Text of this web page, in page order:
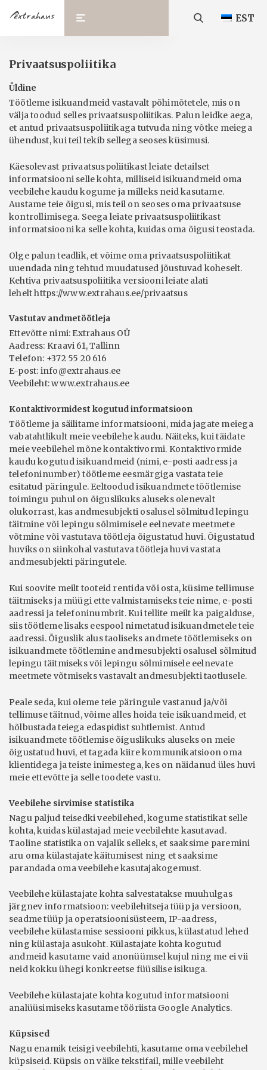
EST
Privaatsuspoliitika
Üldine
Töötleme isikuandmeid vastavalt põhimõtetele, mis on
välja toodud selles privaatsuspoliitikas. Palun leidke aega,
et antud privaatsuspoliitikaga tutvuda ning võtke meiega
ühendust, kui teil tekib sellega seoses küsimusi.
Käesolevast privaatsuspoliitikast leiate detailset
informatsiooni selle kohta, milliseid isikuandmeid oma
veebilehe kaudu kogume ja milleks neid kasutame.
Austame teie õigusi, mis teil on seoses oma privaatsuse
kontrollimisega. Seega leiate privaatsuspoliitikast
informatsiooni ka selle kohta, kuidas oma õigusi teostada.
Olge palun teadlik, et võime oma privaatsuspoliitikat
uuendada ning tehtud muudatused jõustuvad koheselt.
Kehtiva privaatsuspoliitika versiooni leiate alati
lehelt https://www.extrahaus.ee/privaatsus
Vastutav andmetöötleja
Ettevõtte nimi: Extrahaus OÜ
Aadress: Kraavi 61, Tallinn
Telefon: +372 55 20 616
E-post: info@extrahaus.ee
Veebileht: www.extrahaus.ee
Kontaktivormidest kogutud informatsioon
Töötleme ja säilitame informatsiooni, mida jagate meiega
vabatahtlikult meie veebilehe kaudu. Näiteks, kui täidate
meie veebilehel mõne kontaktivormi. Kontaktivormide
kaudu kogutud isikuandmeid (nimi, e-posti aadress ja
telefoninumber) töötleme eesmärgiga vastata teie
esitatud päringule. Eeltoodud isikuandmete töötlemise
toimingu puhul on õiguslikuks aluseks olenevalt
olukorrast, kas andmesubjekti osalusel sõlmitud lepingu
täitmine või lepingu sõlmimisele eelnevate meetmete
võtmine või vastutava töötleja õigustatud huvi. Õigustatud
huviks on siinkohal vastutava töötleja huvi vastata
andmesubjekti päringutele.
Kui soovite meilt tooteid rentida või osta, küsime tellimuse
täitmiseks ja müügi ette valmistamiseks teie nime, e-posti
aadressi ja telefoninumbrit. Kui tellite meilt ka paigalduse,
siis töötleme lisaks eespool nimetatud isikuandmetele teie
aadressi. Õiguslik alus taoliseks andmete töötlemiseks on
isikuandmete töötlemine andmesubjekti osalusel sõlmitud
lepingu täitmiseks või lepingu sõlmimisele eelnevate
meetmete võtmiseks vastavalt andmesubjekti taotlusele.
Peale seda, kui oleme teie päringule vastanud ja/või
tellimuse täitnud, võime alles hoida teie isikuandmeid, et
hõlbustada teiega edaspidist suhtlemist. Antud
isikuandmete töötlemise õiguslikuks aluseks on meie
õigustatud huvi, et tagada kiire kommunikatsioon oma
klientidega ja teiste inimestega, kes on näidanud üles huvi
meie ettevõtte ja selle toodete vastu.
Veebilehe sirvimise statistika
Nagu paljud teisedki veebilehed, kogume statistikat selle
kohta, kuidas külastajad meie veebilehte kasutavad.
Taoline statistika on vajalik selleks, et saaksime paremini
aru oma külastajate käitumisest ning et saaksime
parandada oma veebilehe kasutajakogemust.
Veebilehe külastajate kohta salvestatakse muuhulgas
järgnev informatsioon: veebilehitseja tüüp ja versioon,
seadme tüüp ja operatsioonisüsteem, IP-aadress,
veebilehe külastamise sessiooni pikkus, külastatud lehed
ning külastaja asukoht. Külastajate kohta kogutud
andmeid kasutame vaid anonüümsel kujul ning me ei vii
neid kokku ühegi konkreetse füüsilise isikuga.
Veebilehe külastajate kohta kogutud informatsiooni
analüüsimiseks kasutame tööriista Google Analytics.
Küpsised
Nagu enamik teisigi veebilehti, kasutame oma veebilehel
küpsiseid. Küpsis on väike tekstifail, mille veebileht